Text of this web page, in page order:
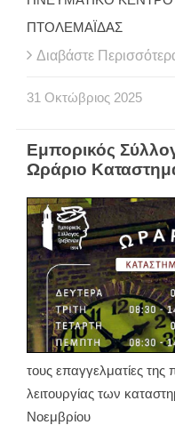
ΠΤΟΛΕΜΑΪΔΑΣ
Διαβάστε
31 Οκτώβριος 2025
Εμπορικός
Ωράριο
τους επαγγελματίες της
λειτουργίας των
Νοεμβρίου